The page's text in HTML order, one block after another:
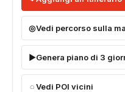
Vedi percorso sulla
Genera piano di 3
Vedi POI vicini